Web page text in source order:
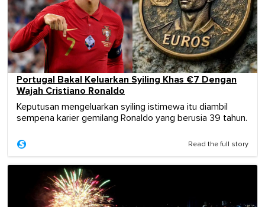
Portugal Bakal Keluarkan Syiling Khas €7 Dengan
Wajah Cristiano Ronaldo
Keputusan mengeluarkan syiling istimewa itu diambil
sempena karier gemilang Ronaldo yang berusia 39 tahun.
Read the full story